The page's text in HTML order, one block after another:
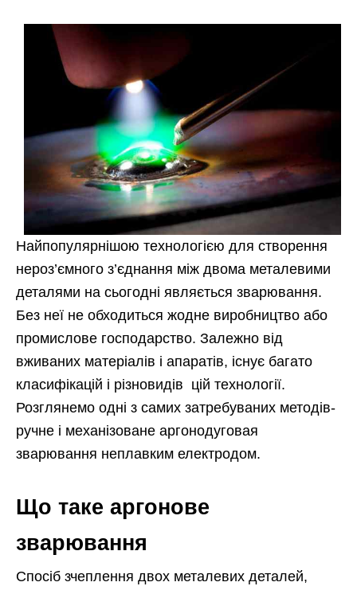
Найпопулярнішою технологією для створення
нероз’ємного з’єднання між двома металевими
деталями на сьогодні являється зварювання.
Без неї не обходиться жодне виробництво або
промислове господарство. Залежно від
вживаних матеріалів і апаратів, існує багато
класифікацій і різновидів цій технології.
Розглянемо одні з самих затребуваних методів-
ручне і механізоване аргонодуговая
зварювання неплавким електродом.
Що таке аргонове
зварювання
Спосіб зчеплення двох металевих деталей,